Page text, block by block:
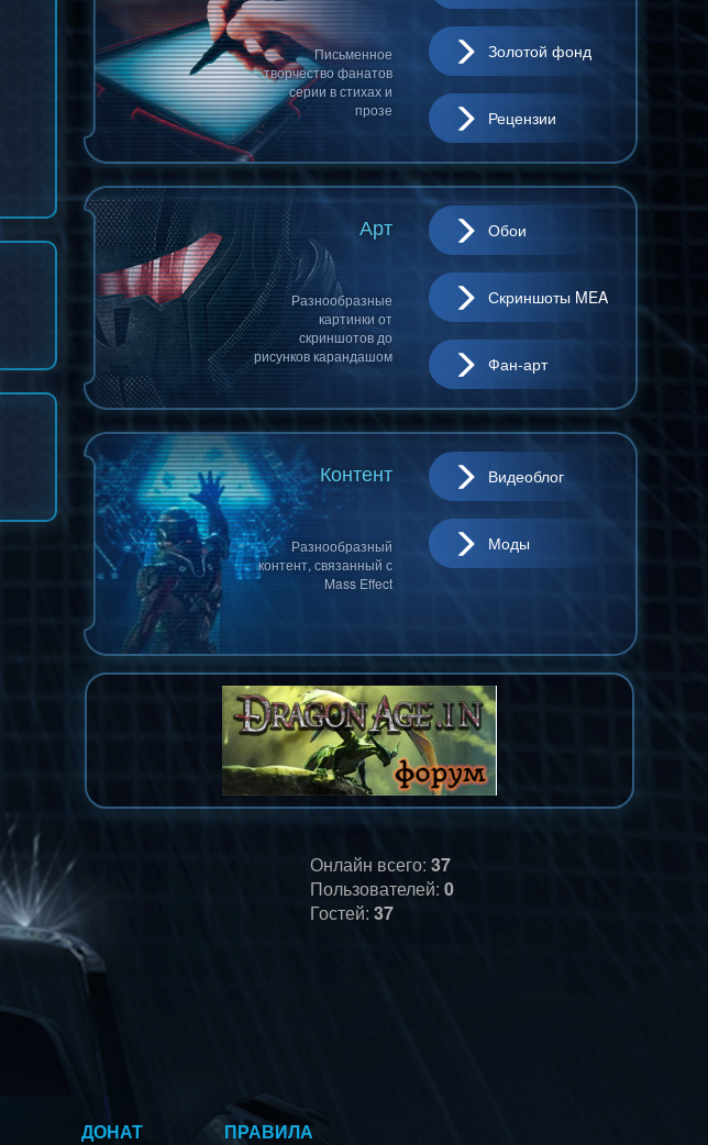
Письменное
творчество фанатов
серии в стихах и
прозе
Золотой фонд
Рецензии
Арт
Разнообразные
картинки от
скриншотов до
рисунков карандашом
Обои
Скриншоты MEA
Фан-арт
Контент
Разнообразный
контент, связанный с
Mass Effect
Видеоблог
Моды
Онлайн всего: 37
Пользователей: 0
Гостей: 37
ДОНАТ ПРАВИЛА